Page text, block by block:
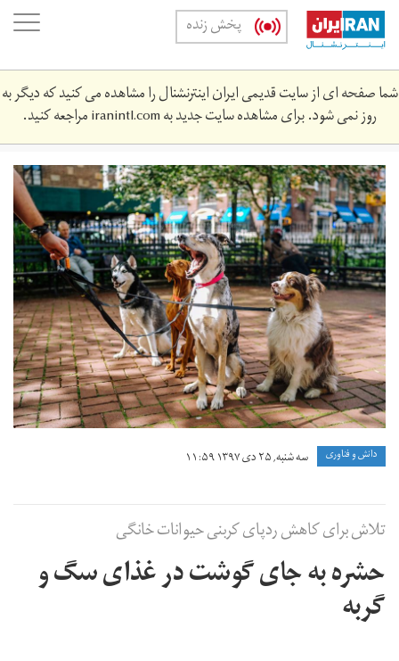
Skip
main
content
پخش زنده
شما صفحه ای از سایت قدیمی ایران اینترنشنال را مشاهده می کنید که دیگر به
روز نمی شود. برای مشاهده سایت جدید بهiranintl.comمراجعه کنید.
matt-
nelson-
259365-
unsplash001.jpg
دانش و فناوری سه شنبه, ۲۵ دی ۱۳۹۷ ۱۱:۵۹
تلاش برای کاهش رد‌پای کربنی حیوانات خانگی
حشره به جای گوشت در غذای سگ و
گربه